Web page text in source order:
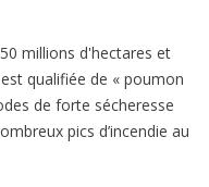
millions d'hectares et
qualifiée de « poumon
de forte sécheresse
pics d’incendie au